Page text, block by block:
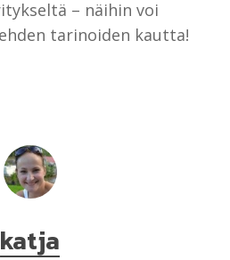
– näihin voi
tarinoiden kautta!
katja